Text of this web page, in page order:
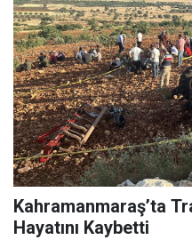
Kahramanmaraş’ta
Hayatını Kaybetti